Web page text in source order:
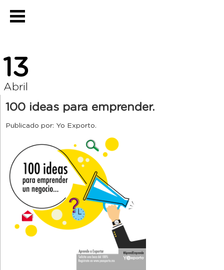
13
Abril
100 ideas para emprender.
Publicado por: Yo Exporto.